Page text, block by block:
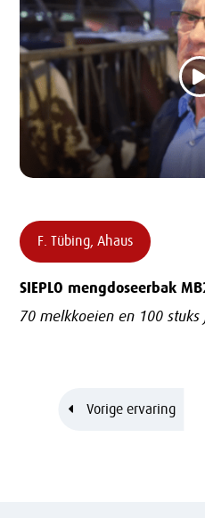
F. Tübing, Ahaus
SIEPLO mengdoseerbak
70 melkkoeien en 100 stuks
Vorige ervaring